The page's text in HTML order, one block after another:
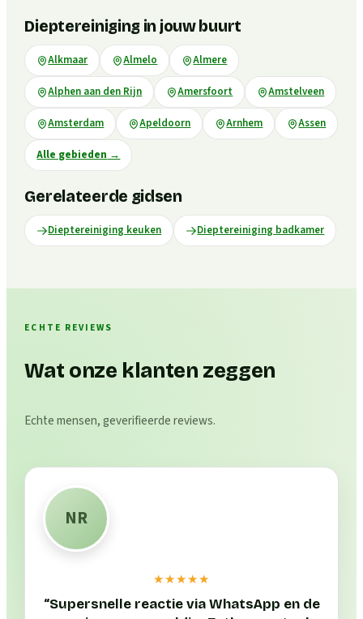
Dieptereiniging in jouw buurt
Alkmaar Almelo Almere
Alphen aan den Rijn Amersfoort Amstelveen
Amsterdam Apeldoorn Arnhem Assen
Alle gebieden →
Gerelateerde gidsen
Dieptereiniging keuken Dieptereiniging badkamer
ECHTE REVIEWS
Wat onze klanten zeggen
Echte mensen, geverifieerde reviews.
NR
★★★★★
“Supersnelle reactie via WhatsApp en de